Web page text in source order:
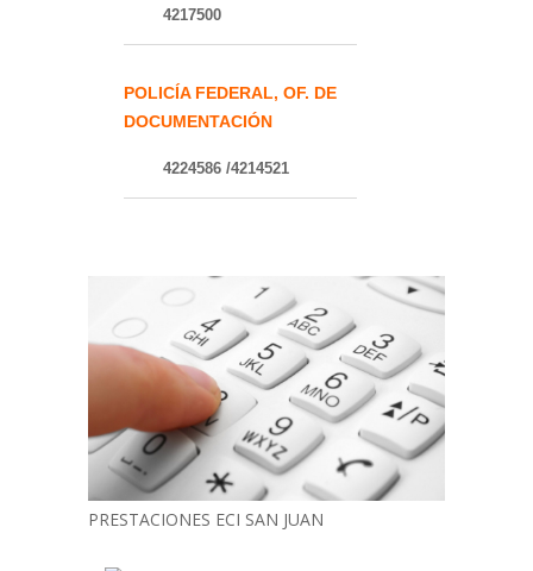
4217500
POLICÍA FEDERAL, OF. DE
DOCUMENTACIÓN
4224586 /4214521
PRESTACIONES ECI SAN JUAN